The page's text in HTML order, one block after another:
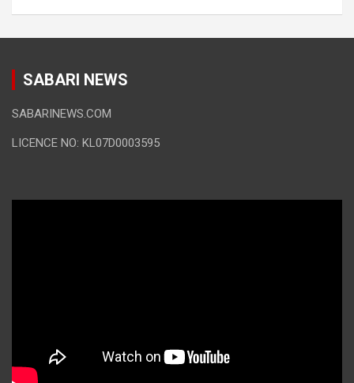
SABARI NEWS
SABARINEWS.COM
LICENCE NO: KL07D0003595